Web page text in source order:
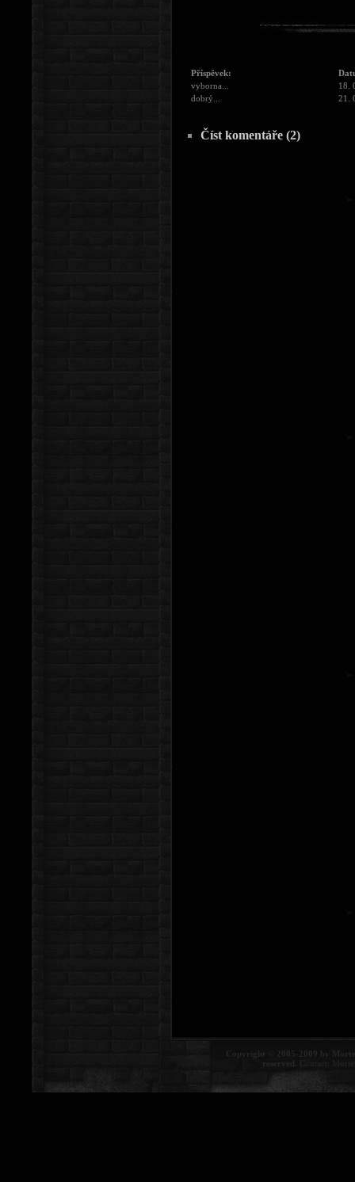
Příspěvek:
vyborna...
18.
dobrý...
21.
Číst komentáře (2)
Copyright © 2005-2009 by
reserved. Contact: